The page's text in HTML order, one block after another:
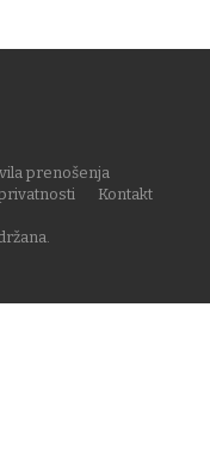
prenošenja
Kontakt